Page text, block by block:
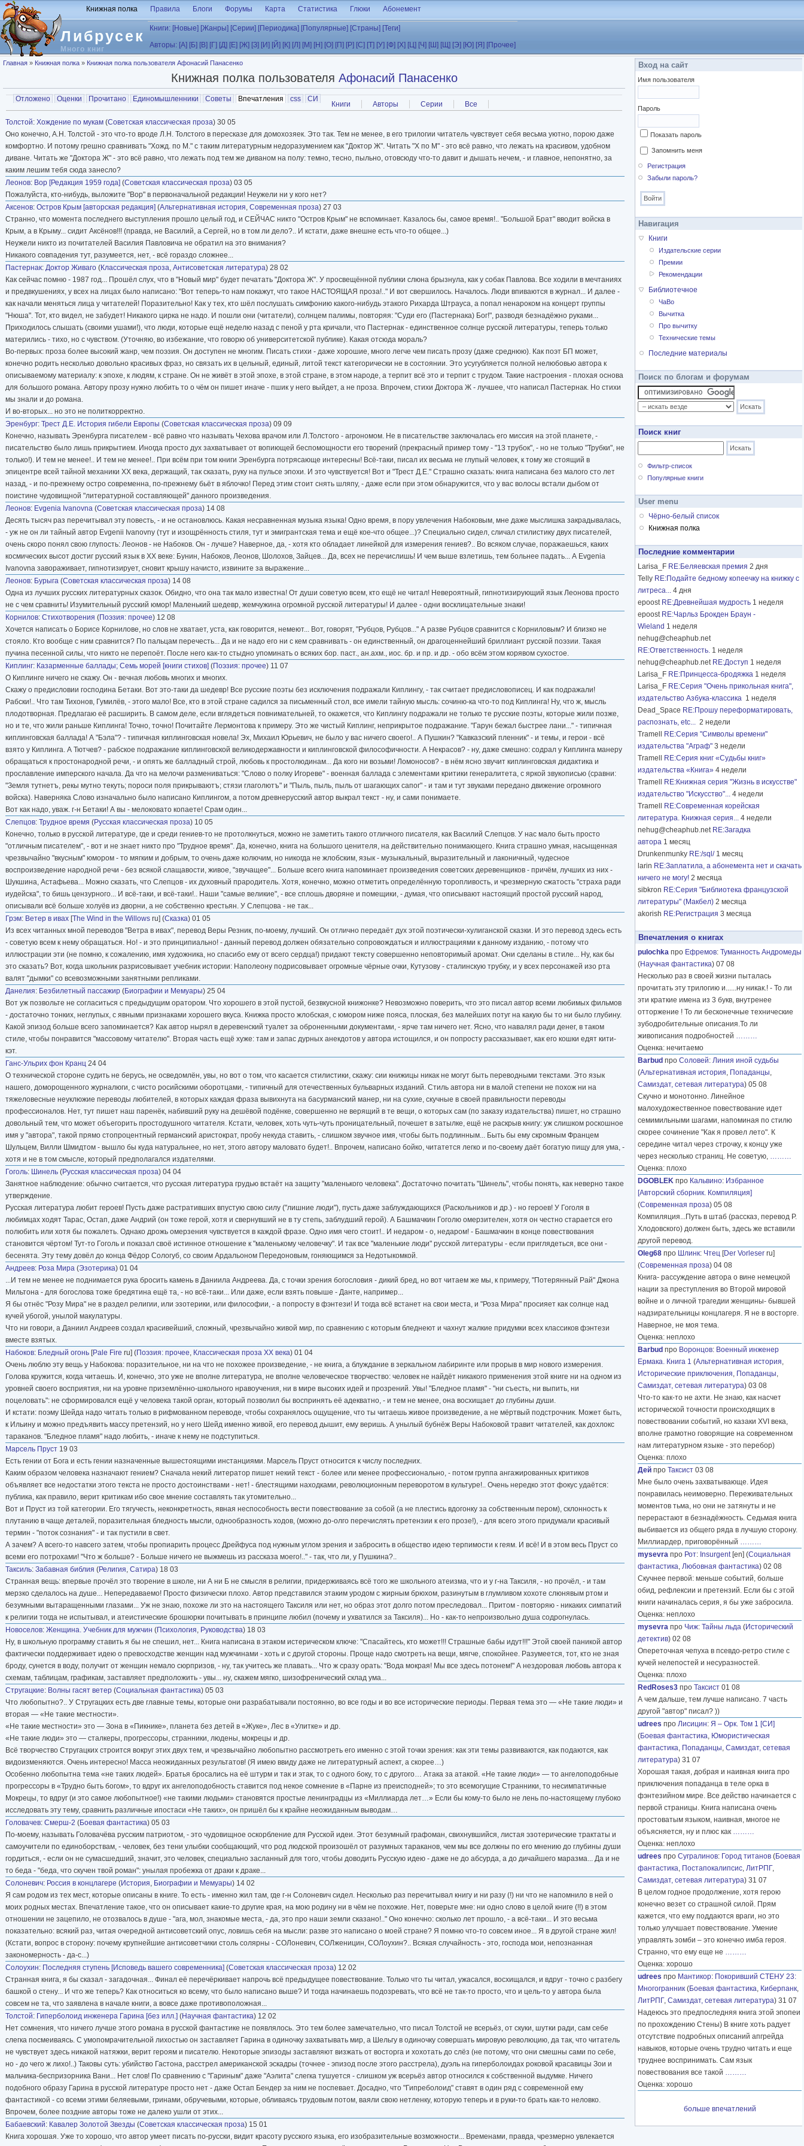
Перейти к основному содержанию
Либрусек
Много книг
Книжная полка Правила Блоги Форумы Карта Статистика Глюки Абонемент
Книги: [Новые] [Жанры] [Серии] [Периодика] [Популярные] [Страны] [Теги]
Авторы: [А] [Б] [В] [Г] [Д] [Е] [Ж] [З] [И] [Й] [К] [Л] [М] [Н] [О] [П] [Р] [С] [Т] [У] [Ф] [Х] [Ц] [Ч] [Ш] [Щ] [Э] [Ю] [Я] [Прочее]
Вы здесь
Главная » Книжная полка » Книжная полка пользователя Афонасий Панасенко
Книжная полка пользователя Афонасий Панасенко
Главные вкладки
Отложено Оценки Прочитано Единомышленники Советы Впечатления (активная вкладка)
css СИ
Вторичные вкладки Книги Авторы Серии Все
Толстой: Хождение по мукам (Советская классическая проза) 30 05
Оно конечно, А.Н. Толстой - это что-то вроде Л.Н. Толстого в пересказе для домохозяек. Это так. Тем не менее, в его трилогии читатель чувствует себя весьма уютно, порою даже
комфортно. И потому грешно сравнивать "Хожд. по М." с таким литературным недоразумением как "Доктор Ж". Читать "Х по М" - это всё равно, что лежать на красивом, удобном
диване. Читать же "Доктора Ж" - это всё равно, что лежать под тем же диваном на полу: темно, тесно, пыльно, отовсюду что-то давит и дышать нечем, - и главное, непонятно, за
каким лешим тебя сюда занесло?
Леонов: Вор [Редакция 1959 года] (Советская классическая проза) 03 05
Пожалуйста, кто-нибудь, выложите "Вор" в первоначальной редакции! Неужели ни у кого нет?
Аксенов: Остров Крым [авторская редакция] (Альтернативная история, Современная проза) 27 03
Странно, что момента последнего выступления прошло целый год, и СЕЙЧАС никто "Остров Крым" не вспоминает. Казалось бы, самое время!.. "Большой Брат" вводит войска в
Крым, а в Крыму... сидит Аксёнов!!! (правда, не Василий, а Сергей, но в том ли дело?.. И кстати, даже внешне есть что-то общее...)
Неужели никто из почитателей Василия Павловича не обратил на это внимания?
Никакого совпадения тут, разумеется, нет, - всё гораздо сложнее...
Пастернак: Доктор Живаго (Классическая проза, Антисоветская литература) 28 02
Как сейчас помню - 1987 год... Прошёл слух, что в "Новый мир" будет печатать "Доктора Ж". У просвещённой публики слюна брызнула, как у собак Павлова. Все ходили в мечтаниях
и предвкушениях, у всех на лицах было написано: "Вот теперь-то нам покажут, что такое НАСТОЯЩАЯ проза!.." И вот свершилось. Началось. Люди впиваются в журнал... И далее -
как начали меняться лица у читателей! Поразительно! Как у тех, кто шёл послушать симфонию какого-нибудь этакого Рихарда Штрауса, а попал ненароком на концерт группы
"Нюша". Тот, кто видел, не забудет! Никакого цирка не надо. И пошли они (читатели), солнцем палимы, повторяя: "Суди его (Пастернака) Бог!", разводя безнадёжно руками...
Приходилось слышать (своими ушами!), что люди, которые ещё неделю назад с пеной у рта кричали, что Пастернак - единственное солнце русской литературы, теперь только
матерились - тихо, но с чувством. (Уточняю, во избежание, что говорю об университетской публике). Какая отсюда мораль?
Во-первых: проза более высокий жанр, чем поэзия. Он доступен не многим. Писать стихи - даже хорошие, много легче чем писать прозу (даже среднюю). Как поэт БП может,
конечно родить несколько довольно красивых фраз, но связать их в цельный, единый, литой текст категорически не в состоянии. Это усугубляется полной нелюбовью автора к
описываемому материалу: к эпохе, к людям, к стране. Он не живёт в этой эпохе, в этой стране, в этом народе, а терпит всё это и терпит с трудом. Такие настроения - плохая основа
для большого романа. Автору прозу нужно любить то о чём он пишет иначе - пшик у него выйдет, а не проза. Впрочем, стихи Доктора Ж - лучшее, что написал Пастернак. Но стихи
мы знали и до романа.
И во-вторых... но это не политкорректно.
Эренбург: Трест Д.Е. История гибели Европы (Советская классическая проза) 09 09
Конечно, называть Эренбурга писателем - всё равно что называть Чехова врачом или Л.Толстого - агрономом. Не в писательстве заключалась его миссия на этой планете, -
писательство было лишь прикрытием. Иногда просто дух захватывает от вопиющей беспомощности его творений (прекрасный пример тому - "13 трубок", - но не только "Трубки", не
только!). И тем не менее!.. И тем не менее!.. При всём при том книги Эренбурга потрясающе интересны! Всё-таки, писал их весьма не глупый человек, к тому же стоящий в
эпицентре всей тайной механики ХХ века, держащий, так сказать, руку на пульсе эпохи. И это чувствуется! Вот и "Трест Д.Е." Страшно сказать: книга написана без малого сто лет
назад, - и по-прежнему остро современна, по-прежнему бьёт в яблочко! Перед этим стоит снять шляпу, - даже если при этом обнаружится, что у вас волосы встали дыбом от
поистине чудовищной "литературной составляющей" данного произведения.
Леонов: Evgenia Ivanovna (Советская классическая проза) 14 08
Десять тысяч раз перечитывал эту повесть, - и не остановлюсь. Какая несравненная музыка языка! Одно время, в пору увлечения Набоковым, мне даже мыслишка закрадывалась,
- уж не он ли тайный автор Evgenii Ivanovny (тут и изощрённость стиля, тут и эмигрантская тема и ещё кое-что общее...)? Специально сидел, сличал стилистику двух писателей,
очень скоро понял свою глупость: Леонов - не Набоков. Он - лучше? Наверное, да, - хотя кто обладает линейкой для измерения гениев?.. Во всяком случае, поражаешься, каких
космических высот достиг русский язык в ХХ веке: Бунин, Набоков, Леонов, Шолохов, Зайцев... Да, всех не перечислишь! И чем выше взлетишь, тем больнее падать... А Evgenia
Ivanovna завораживает, гипнотизирует, сновит крышу начисто, извините за выражение...
Леонов: Бурыга (Советская классическая проза) 14 08
Одна из лучших русских литературных сказок. Обидно, что она так мало известна! От души советую всем, кто ещё не читал! Невероятный, гипнотизирующий язык Леонова просто
не с чем сравнить! Изумительный русский юмор! Маленький шедевр, жемчужина огромной русской литературы! И далее - одни восклицательные знаки!
Корнилов: Стихотворения (Поэзия: прочее) 12 08
Хочется написать о Борисе Корнилове, но слов не хватает, уста, как говорится, немеют... Вот, говорят, "Рубцов, Рубцов..." А разве Рубцов сравнится с Корниловым? И близко не
стояло. Кто вообще с ним сравнится? По пальцам перечесть... Да и не надо его ни с кем сравнивать - он единственный, он драгоценнейший бриллиант русской поэзии. Такая
пучина песенной силы, что никто не перепоёт. После него как-то стыдно упоминать о всяких бор. паст., ан.ахм., иос. бр. и пр. и др. - обо всём этом корявом сухостое.
Киплинг: Казарменные баллады; Семь морей [книги стихов] (Поэзия: прочее) 11 07
О Киплинге ничего не скажу. Он - вечная любовь многих и многих.
Скажу о предисловии господина Бетаки. Вот это-таки да шедевр! Все русские поэты без исключения подражали Киплингу, - так считает предисловописец. И как подражали!
Рабски!.. Что там Тихонов, Гумилёв, - этого мало! Все, кто в этой стране садился за письменный стол, все имели тайную мысль: сочиню-ка что-то под Киплинга! Ну, что ж, мысль
плодотворная. Предлагаю её расширить. В самом деле, если вглядеться повнимательней, то окажется, что Киплингу подражали не только те русские поэты, которые жили позже,
но и те, что жили раньше Киплинга! Точно, точно! Почитайте Лермонтова к примеру. Это же чистый Киплинг, неприкрытое подражание. "Гарун бежал быстрее лани..." - типичная
киплинговская баллада! А "Бэла"? - типичная киплинговская новела! Эх, Михаил Юрьевич, не было у вас ничего своего!.. А Пушкин? "Кавказский пленник" - и темы, и герои - всё
взято у Киплинга. А Тютчев? - рабское подражание киплинговской великодержавности и киплинговской философичности. А Некрасов? - ну, даже смешно: содрал у Киплинга манеру
обращаться к простонародной речи, - и опять же балладный строй, любовь к простолюдинам... Да кого ни возьми! Ломоносов? - в нём ясно звучит киплинговская дидактика и
прославление имперского начала. Да что на мелочи размениваться: "Слово о полку Игореве" - военная баллада с элементами критики генералитета, с яркой звукописью (сравни:
"Земля тутнетъ, рекы мутно текуть; пороси поля прикрываютъ; стязи глаголютъ" и "Пыль, пыль, пыль от шагающих сапог" - и там и тут звуками передано движение огромного
войска). Наверняка Слово изначально было написано Киплингом, а потом древнерусский автор выкрал текст - ну, и сами понимаете.
Вот как надо, уваж. г-н Бетаки! А вы - мелоковато копаете! Срам один...
Слепцов: Трудное время (Русская классическая проза) 10 05
Конечно, только в русской литературе, где и среди гениев-то не протолкнуться, можно не заметить такого отличного писателя, как Василий Слепцов. У нас мало быть просто
"отличным писателем", - вот и не знает никто про "Трудное время". Да, конечно, книга на большого ценителя, на действительно понимающего. Книга страшно умная, насыщенная
чрезвычайно "вкусным" юмором - то мягким и добрым, то очень даже колючим, но никогда не жлобским, язык - музыкальный, выразительный и лаконичный, чудесное
воспроизведение народной речи - без всякой слащавости, живое, "звучащее"... Больше всего книга напоминает произведения советских деревенщиков - причём, лучших из них -
Шукшина, Астафьева... Можно сказать, что Слепцов - их духовный прародитель. Хотя, конечно, можно отметить определённую торопливость, и чрезмерную сжатость "страха ради
иудейска", то бишь цензурного... И всё-таки, и всё-таки!.. Наши "самые великие", - все сплошь дворяне и помещики, - думая, что описывают настоящий простой русский народ,
описывали всё больше холуёв из дворни, а не собственно крестьян. У Слепцова - не так...
Грэм: Ветер в ивах [The Wind in the Willows ru] (Сказка) 01 05
Из всех читанных мной переводов "Ветра в ивах", перевод Веры Резник, по-моему, лучший. Он отлично передаёт дух этой поэтически-хулиганской сказки. И это перевод здесь есть
- советую всем к нему обращаться. Но! - и это принципиально! - данный перевод должен обязательно сопровождаться и иллюстрациями к данному изданию, - потому что
иллюстрации эти (не помню, к сожалению, имя художника, но спасибо ему от всего сердца!) придают тексту совершенно неповторимый аромат. Они сделаны в стиле... Ну, как бы
это сказать? Вот, когда школьник разрисовывает учебник истории: Наполеону подрисовывает огромные чёрные очки, Кутузову - сталинскую трубку, и у всех персонажей изо рта
валят "дымки" со всевозможными занятными репликами.
Данелия: Безбилетный пассажир (Биографии и Мемуары) 25 04
Вот уж позвольте не согласиться с предыдущим оратором. Что хорошего в этой пустой, безвкусной книжонке? Невозможно поверить, что это писал автор всеми любимых фильмов
- достаточно тонких, неглупых, с явными признаками хорошего вкуса. Книжка просто жлобская, с юмором ниже пояса, плоская, без малейших потуг на какую бы то ни было глубину.
Какой эпизод больше всего запоминается? Как автор нырял в деревенский туалет за оброненными документами, - ярче там ничего нет. Ясно, что навалял ради денег, в таком
стиле, чтобы понравится "массовому читателю". Вторая часть ещё хуже: там и запас дурных анекдотов у автора истощился, и он попросту рассказывает, как его кошки едят кити-
кэт.
Ганс-Ульрих фон Кранц 24 04
О технической стороне судить не берусь, не осведомлён, увы, но вот о том, что касается стилистики, скажу: сии книжицы никак не могут быть переводными текстами. Это язык
нашего, доморощенного журналюги, с чисто росийскими оборотцами, - типичный для отечественных бульварных изданий. Стиль автора ни в малой степени не похож ни на
тяжеловесные неуклюжие переводы любителей, в которых каждая фраза вывихнута на басурманский манер, ни на сухие, скучные в своей правильности переводы
профессионалов. Нет, тут пишет наш паренёк, набивший руку на дешёвой подёнке, совершенно не верящий в те вещи, о которых сам (по заказу издательства) пишет, но страшно
довольный тем, что может объегорить простодушного читателя. Кстати, человек, хоть чуть-чуть проницательный, почешет в затылке, ещё не раскрыв книгу: уж слишком роскошное
имя у "автора", такой прямо стопроцентный германский аристократ, пробу некуда ставить, - слишком звучное имя, чтобы быть подлинным... Быть бы ему скромным Францем
Шульцем, Вилли Шмидтом - вышло бы куда натуральнее, но нет, этого автору маловато будет!.. Впрочем, написано бойко, читатется легко и по-своему даёт богатую пищу для ума, -
хотя и не в том смысле, который предполагался издателями.
Гоголь: Шинель (Русская классическая проза) 04 04
Занятное наблюдение: обычно считается, что русская литература грудью встаёт на защиту "маленького человека". Достаточно почитать "Шинель", чтобы понять, как неверно такое
утверждение.
Русская литература любит героев! Пусть даже растративших впустую свою силу ("лишние люди"), пусть даже заблуждающихся (Раскольников и др.) - но героев! У Гоголя в
любимцах ходят Тарас, Остап, даже Андрий (он тоже герой, хотя и свернувший не в ту степь, заблудший герой). А Башмачкин Гоголю омерзителен, хотя он честно старается его
полюбить или хотя бы пожалеть. Однако дрожь омерзения чувствуется в каждой фразе. Одно имя чего стоит!.. И недаром - о, недаром! - Башмачкин в конце повествования
становится чёртом! Тут-то Гоголь и показал своё истинное отношение к "маленькому человечку". И так все "маленькие люди" русской литературы - если приглядеться, все они -
бесенята. Эту тему довёл до конца Фёдор Сологуб, со своим Ардальоном Передоновым, гоняющимся за Недотыкомкой.
Андреев: Роза Мира (Эзотерика) 01 04
...И тем не менее не поднимается рука бросить камень в Даниила Андреева. Да, с точки зрения богословия - дикий бред, но вот читаем же мы, к примеру, "Потерянный Рай" Джона
Мильтона - для богослова тоже бредятина ещё та, - но всё-таки... Или даже, если взять повыше - Данте, например...
Я бы отнёс "Розу Мира" не в раздел религии, или эзотерики, или философии, - а попросту в фэнтези! И тогда всё встанет на свои места, и "Роза Мира" просияет как солнце над
кучей убогой, унылой макулатуры.
Что ни говори, а Даниил Андреев создал красивейший, сложный, чрезвычайно живой мир, по сравнению с которым бледнеют и чахнут жалкие придумки всех классиков фэнтези
вместе взятых.
Набоков: Бледный огонь [Pale Fire ru] (Поэзия: прочее, Классическая проза ХX века) 01 04
Очень люблю эту вещь у Набокова: поразительное, ни на что не похожее произведение, - не книга, а блуждание в зеркальном лабиринте или прорыв в мир нового измерения.
Голова кружится, когда читаешь. И, конечно, это уже не вполне литература, не вполне человеческое творчество: человек не найдёт никакого применения этой книге ни на одном из
уровней своего восприятия, ни на уровне приземлённо-школьного нравоучения, ни в мире высоких идей и прозрений. Увы! "Бледное пламя" - "ни съесть, ни выпить, ни
поцеловать": не сформировался ещё у человека такой орган, который позволил бы воспринять её адекватно, - и тем не менее, она восхищает до глубины души.
И кстати: поэму Шейда надо читать только в рифмованном переводе, чтобы сохранялось ощущение, что ты читаешь живое произведение, а не мёртвый подстрочник. Может быть,
к Ильину и можно предъявить массу претензий, но у него Шейд именно живой, его перевод дышит, ему веришь. А унылый бубнёж Веры Набоковой травит читателей, как дохлокс
тараканов. "Бледное пламя" надо любить, - иначе к нему не подступиться.
Марсель Пруст 19 03
Есть гении от Бога и есть гении назначенные вышестоящими инстанциями. Марсель Пруст относится к числу последних.
Каким образом человека назначают гением? Сначала некий литератор пишет некий текст - более или менее профессионально, - потом группа ангажированных критиков
объявляет все недостатки этого текста не просто достоинствами - нет! - блестящими находками, революционным переворотом в культуре!.. Очень нередко этот фокус удаётся:
публика, как правило, верит критикам ибо свое мнение составлять так утомительно...
Вот и Пруст из той категории. Его тягучесть, неконкретность, явная неспособность вести повествование за собой (а не плестись вдогонку за собственным пером), склонность к
плутанию в чаще деталей, поразительная бледность мысли, однообразность ходов, (можно до-олго перечислять претензии к его прозе!), - для всего этого придумали красивый
термин - "поток сознания" - и так пустили в свет.
А зачем? А всего-то навсего затем, чтобы пропиарить процесс Дрейфуса под нужным углом зрения и забросить в общество идею терпимости к геям. И всё! И в этом весь Пруст со
всеми его потрохами! "Что ж больше? - Больше ничего не выжмешь из рассказа моего!.." - так, что ли, у Пушкина?..
Таксиль: Забавная библия (Религия, Сатира) 18 03
Странная вещь: впервые прочёл это творение в школе, ни А ни Б не смысля в религии, придерживаясь всё того же школьного атеизма, что и у г-на Таксиля, - но прочёл, - и там
мерзко сделалось на душе... Непередаваемо! Просто физически плохо. Автор представился этаким уродом с жирным брюхом, разинутым в глумливом хохоте слюнявым ртом и
безумными вытаращенными глазами... Уж не знаю, похоже ли это на настоящего Таксиля или нет, но образ этот долго потом преследовал... Притом - повторяю - никаких симпатий
к религии тогда не испытывал, и атеистические брошюрки почитывать в принципе любил (почему и ухватился за Таксиля)... Но - как-то непроизвольно душа содрогнулась.
Новоселов: Женщина. Учебник для мужчин (Психология, Руководства) 18 03
Ну, в школьную программу ставить я бы не спешил, нет... Книга написана в этаком истерическом ключе: "Спасайтесь, кто может!!! Страшные бабы идут!!!" Этой своей паникой автор
фактически поддерживает идею о превосходстве женщин над мужчинами - хоть и с другой стороны. Проще надо смотреть на вещи, мягче, спокойнее. Разумеется, тот, кто не зная
броду, сунется в воду, получит от женщин немало сюрпризов, - ну, так учитесь же плавать... Что ж сразу орать: "Вода мокрая! Мы все здесь потонем!" А нездоровая любовь автора к
схемам, таблицам, графикам, заставляет предположить - увы... ну, скажем мягко, шизофренический склад ума...
Стругацкие: Волны гасят ветер (Социальная фантастика) 05 03
Что любопытно?.. У Стругацких есть две главные темы, которые они разрабатывали постоянно, во все годы и во все исторические периоды. Первая тема это — «Не такие люди» и
вторая — «Не такие местности».
«Не такие местности» это — Зона в «Пикнике», планета без детей в «Жуке», Лес в «Улитке» и др.
«Не такие люди» это — сталкеры, прогрессоры, странники, людены, мокрецы и др.
Всё творчество Стругацких строится вокруг этих двух тем, и чрезвычайно любопытно рассмотреть его именно с этой точки зрения: как эти темы развиваются, как подаются, как
видоизменяются. Очень интересно! Масса неожиданных результатов! (Я имею ввиду даже не литературный аспект, а скорее…)
Особенно любопытна тема «не таких людей». Братья бросались на её штурм и так и этак, то с одного боку, то с другого… Атака за атакой. «Не такие люди» — то ангелоподобные
прогрессоры в «Трудно быть богом», то вдруг их ангелоподобность ставится под некое сомнение в «Парне из преисподней»; то это всемогущие Странники, то несимпатичные
Мокрецы, то вдруг (и это самое любопытное!) «не такими людьми» становятся простые ленинградцы из «Миллиарда лет…» Если бы кому-то было не лень по-настоящему глубоко
исследовать эту тему, сравнить различные ипостаси «Не таких», он пришёл бы к крайне неожиданным выводам…
Головачев: Смерш-2 (Боевая фантастика) 05 03
По-моему, называть Головачёва русским патриотом, - это чудовищное оскорбление для Русской идеи. Этот безумный графоман, свихнувшийся, листая эзотерические трактаты и
самоучители по единоборствам, - человек, без тени улыбки сообщающий, что род людской произошёл от разумных тараканов, чем мы все должны по его мнению до глубины души
гордиться, - если он не сумасшедший, значит, это человек, специально засланный для того, чтобы доводить Русскую идею - даже не до абсурда, а до дичайшего маразма... Да и не
то беда - "беда, что скучен твой роман": унылая пробежка от драки к драке...
Солоневич: Россия в концлагере (История, Биографии и Мемуары) 14 02
Я сам родом из тех мест, которые описаны в книге. То есть - именно жил там, где г-н Солоневич сидел. Несколько раз перечитывал книгу и ни разу (!) ни что не напомнило в ней о
моих родных местах. Впечатление такое, что он описывает какие-то другие края, на мою родину ни в чём не похожие. Нет, поверьте мне: ни одно слово в целой книге (!!) в этом
отношении не зацепило, не отозвалось в душе - "ага, мол, знакомые места, - да, это про наши земли сказано!.." Оно конечно: сколько лет прошло, - а всё-таки... И это весьма
показательно: всякий раз, читая очередной антисоветский опус, ловишь себя на мысли: разве это написано о моей стране? Я помню что-то совсем иное... Я в другой стране жил!
(Кстати, вопрос в сторону: почему крупнейшие антисоветчики столь солярны - СОЛоневич, СОЛженицин, СОЛоухин?.. Всякая случайность - это, господа мои, непознанная
закономерность - да-с...)
Солоухин: Последняя ступень [Исповедь вашего современника] (Советская классическая проза) 12 02
Странная книга, я бы сказал - загадочная... Финал её перечёркивает напрочь всё предыдущее повествование. Только что ты читал, ужасался, восхищался, и вдруг - точно с разбегу
башкой о стену... И что же теперь? Как относиться ко всему, что было написано выше? И тогда начинаешь подозревать, что всё не так-то просто, что и цель-то у автора была
совсем не та, что заявлена в начале книги, а вовсе даже противоположная...
Толстой: Гиперболоид инженера Гарина [без илл.] (Научная фантастика) 12 02
Нет сомнения, что ничего лучше этого романа в русской фантастике не появлялось. Это тем более замечательно, что писал Толстой не всерьёз, от скуки, шутки ради, сам себе
слегка посмеиваясь. С умопомрачительной лихостью он заставляет Гарина в одиночку захватывать мир, а Шельгу в одиночку совершать мировую революцию, да так, что читатель
не чувствует здесь никакой натяжки, верит героям и писателю. Некоторые эпизоды заставляют визжать от восторга и хохотать до слёз (не потому, что они смешны сами по себе,
но - до чего ж лихо!..) Таковы суть: убийство Гастона, расстрел американской эскадры (точнее - эпизод после этого расстрела), дуэль на гиперболоидах роковой красавицы Зои и
мальчика-беспризорника Вани... Нет слов! По сравнению с "Гариным" даже "Аэлита" слегка тушуется - слишком уж всерьёз автор относился к собственной выдумке. Ничего
подобного образу Гарина в русской литературе просто нет - даже Остап Бендер за ним не поспевает. Досадно, что "Гипреболоид" ставят в один ряд с современной ему
фантастикой - со всеми этими беляевыми, гринами, обручевыми, которые, обливаясь трудовым потом, ваяли свою нетленку, которую теперь и в руки-то брать как-то неловко.
Впрочем, более поздние авторы тоже не далеко ушли от этих...
Бабаевский: Кавалер Золотой Звезды (Советская классическая проза) 15 01
Книга хорошая. Уже то хорошо, что автор умеет писать по-русски, видит красоту русского языка, его изобразительные возможности... Временами, правда, чрезмерно увлекается
Вход на сайт
Имя пользователя
Пароль
Показать пароль
Запомнить меня
Регистрация
Забыли пароль?
Навигация
Книги
Издательские серии
Премии
Рекомендации
Библиотечное
ЧаВо
Вычитка
Про вычитку
Технические темы
Последние материалы
Поиск по блогам и форумам
Поиск книг
Фильтр-список
Популярные книги
User menu
Чёрно-белый список
Книжная полка
Последние комментарии
Larisa_F RE:Беляевская премия 2 дня
Telly RE:Подайте бедному копеечку на книжку с
литреса... 4 дня
epoost RE:Древнейшая мудрость 1 неделя
epoost RE:Чарльз Брокден Браун -
Wieland 1 неделя
nehug@cheaphub.net
RE:Ответственность. 1 неделя
nehug@cheaphub.net RE:Доступ 1 неделя
Larisa_F RE:Принцесса-бродяжка 1 неделя
Larisa_F RE:Серия "Очень прикольная книга",
издательство Азбука-классика 1 неделя
Dead_Space RE:Прошу переформатировать,
распознать, etc... 2 недели
Tramell
RE:Серия "Символы времени"
издательства "Аграф" 3 недели
Tramell
RE:Серия книг «Судьбы книг»
издательства «Книга» 4 недели
Tramell
RE:Книжная серия "Жизнь в искусстве"
издательство "Искусство"... 4 недели
Tramell
RE:Современная корейская
литература. Книжная серия... 4 недели
nehug@cheaphub.net RE:Загадка
автора 1 месяц
Drunkenmunky RE:/sql/ 1 месяц
larin RE:Заплатила, а абонемента нет и скачать
ничего не могу! 2 месяца
sibkron RE:Серия "Библиотека французской
литературы" (Макбел) 2 месяца
akorish RE:Регистрация 3 месяца
Впечатления о книгах
pulochka про Ефремов: Туманность Андромеды
(Научная фантастика) 07 08
Несколько раз в своей жизни пыталась
прочитать эту трилогию и......ну никак.! - То ли
эти краткие имена из 3 букв, внутренее
отторжение ! То ли бесконечные технические
зубодробительные описания.То ли
живописания подробностей ………
Оценка: нечитаемо
Barbud про Соловей: Линия иной судьбы
(Альтернативная история, Попаданцы,
Самиздат, сетевая литература) 05 08
Скучно и монотонно. Линейное
малохудожественное повествование идет
семимильными шагами, напоминая по стилю
скорее сочинение "Как я провел лето". К
середине читал через строчку, к концу уже
через несколько страниц. Не советую, ………
Оценка: плохо
DGOBLEK про Кальвино: Избранное
[Авторский сборник. Компиляция]
(Современная проза) 05 08
Компиляция...Путь в штаб (рассказ, перевод Р.
Хлодовского) должен быть, здесь же вставили
другой перевод.
Oleg68 про Шлинк: Чтец [Der Vorleser ru]
(Современная проза) 04 08
Книга- рассуждение автора о вине немецкой
нации за преступления во Второй мировой
войне и о личной трагедии женщины- бывшей
надзирательницы концлагеря. Я не в восторге.
Наверное, не моя тема.
Оценка: неплохо
Barbud про Воронцов: Военный инженер
Ермака. Книга 1 (Альтернативная история,
Исторические приключения, Попаданцы,
Самиздат, сетевая литература) 03 08
Что-то как-то не ахти. Не знаю, как насчет
исторической точности происходящих в
повествовании событий, но казаки XVI века,
вполне грамотно говорящие на современном
нам литературном языке - это перебор)
Оценка: плохо
Дей про Таксист 03 08
Мне было очень захватывающе. Идея
понравилась неимоверно. Переживательных
моментов тьма, но они не затянуты и не
перерастают в безнадёжность. Седьмая книга
выбивается из общего ряда в лучшую сторону.
Миллиардер, приговорённый ………
mysevra про Рот: Insurgent[en] (Социальная
фантастика, Любовная фантастика) 02 08
Скучнее первой: меньше событий, больше
обид, рефлексии и претензий. Если бы с этой
книги начиналась серия, я бы уже забросила.
Оценка: неплохо
mysevra про Чиж: Тайны льда (Исторический
детектив) 02 08
Опереточная чепуха в псевдо-ретро стиле с
кучей нелепостей и несуразностей.
Оценка: плохо
RedRoses3 про Таксист 01 08
А чем дальше, тем лучше написано. 7 часть
другой "автор" писал? ))
udrees про Лисицин: Я – Орк. Том 1 [СИ]
(Боевая фантастика, Юмористическая
фантастика, Попаданцы, Самиздат, сетевая
литература) 31 07
Хорошая такая, добрая и наивная книга про
приключения попаданца в теле орка в
фэнтезийном мире. Все действо начинается с
первой страницы. Книга написана очень
простоватым языком, наивная, многое не
объясняется, ну и плюс как ………
Оценка: неплохо
udrees про Сугралинов: Город титанов (Боевая
фантастика, Постапокалипсис, ЛитРПГ,
Самиздат, сетевая литература) 31 07
В целом годное продолжение, хотя герою
конечно везет со страшной силой. Прям
кажется, что ему поддаются враги, но это
только улучшает повествование. Умение
управлять зомби – это конечно имба героя.
Странно, что ему еще не ………
Оценка: хорошо
udrees про Мантикор: Покоривший СТЕНУ 23:
Многогранник (Боевая фантастика, Киберпанк,
ЛитРПГ, Самиздат, сетевая литература) 31 07
Надеюсь это предпоследняя книга этой эпопеи
по прохождению Стены) В книге хоть радует
отсутствие подробных описаний апгрейда
навыков, которые очень трудно читать и еще
труднее воспринимать. Сам язык
повествования все такой ………
Оценка: хорошо
больше впечатлений